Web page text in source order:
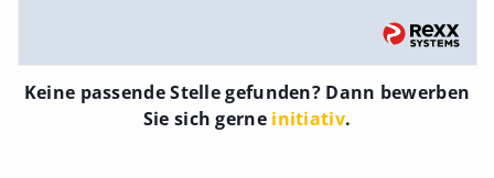
Keine passende Stelle gefunden? Dann bewerben
Sie sich gerne initiativ.